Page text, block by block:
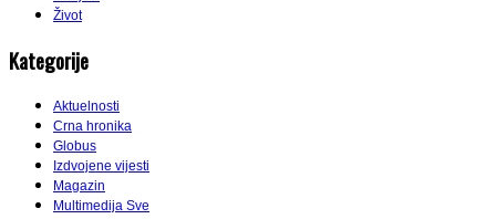
Život
Kategorije
Aktuelnosti
Crna hronika
Globus
Izdvojene vijesti
Magazin
Multimedija Sve